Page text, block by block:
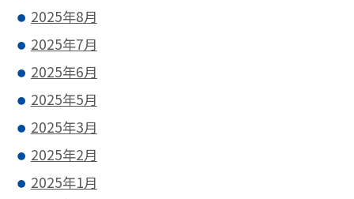
2025年8月
2025年7月
2025年6月
2025年5月
2025年3月
2025年2月
2025年1月